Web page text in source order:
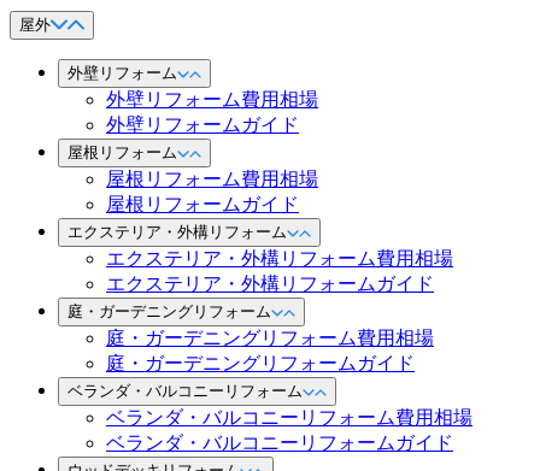
屋外
外壁リフォーム
外壁リフォーム費用相場
外壁リフォームガイド
屋根リフォーム
屋根リフォーム費用相場
屋根リフォームガイド
エクステリア・外構リフォーム
エクステリア・外構リフォーム費用相場
エクステリア・外構リフォームガイド
庭・ガーデニングリフォーム
庭・ガーデニングリフォーム費用相場
庭・ガーデニングリフォームガイド
ベランダ・バルコニーリフォーム
ベランダ・バルコニーリフォーム費用相場
ベランダ・バルコニーリフォームガイド